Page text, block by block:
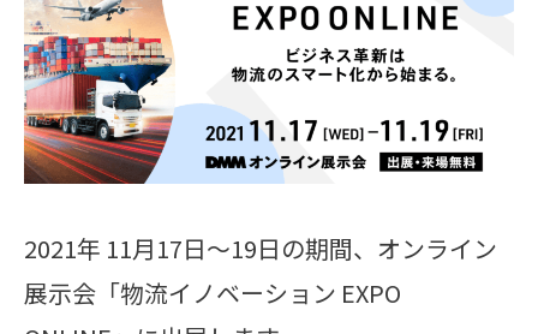
2021年 11月17日〜19日の期間、オンライン
展示会「物流イノベーション EXPO